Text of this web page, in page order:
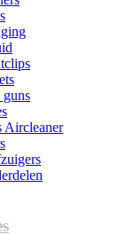
Aircleaner